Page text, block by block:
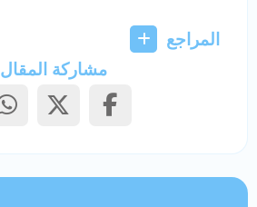
المراجع
مشاركة المقال